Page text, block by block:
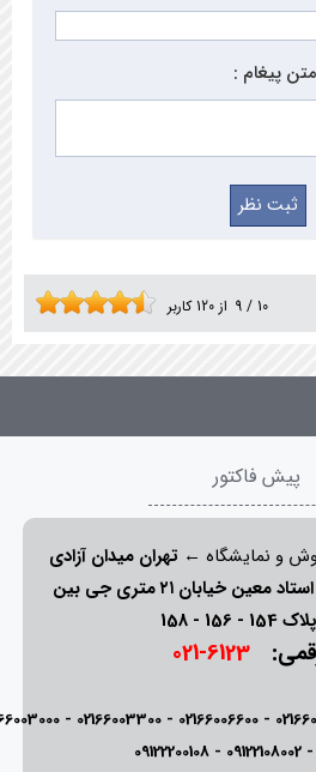
متن پیغام :
9 / 10 از 120کاربر
پیش فاکتور
و نمایشگاه ← تهران میدان آزادی
خیابان آزادی میدان استاد معین خیابان ۲۱ متری جی بین
- 158
رقمی:6123-021
-
02166006600
-
02166003300
-
-
09122108002
-
09122200108